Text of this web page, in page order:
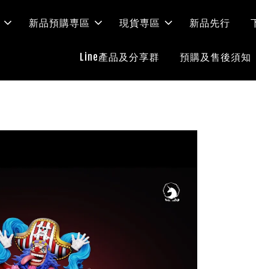
新品預購専區 現貨専區 新品先行
Line產品及分享群 預購及售後須知